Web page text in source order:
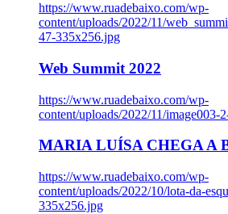
https://www.ruadebaixo.com/wp-
content/uploads/2022/11/
47-335x256.jpg
Web Summit 2022
https://www.ruadebaixo.com/wp-
content/uploads/2022/11/image003-
MARIA LUÍSA CHEGA A
https://www.ruadebaixo.com/wp-
content/uploads/2022/10/lota-da-
335x256.jpg